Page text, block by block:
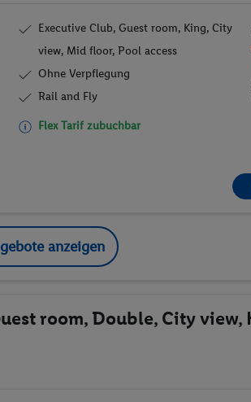
Executive Club, Guest room, King, City
view, Mid floor, Pool access
Ohne Verpflegung
Rail and Fly
Flex Tarif zubuchbar
anzeigen
room, Double, City view,